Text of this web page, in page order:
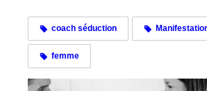
coach séduction
femme